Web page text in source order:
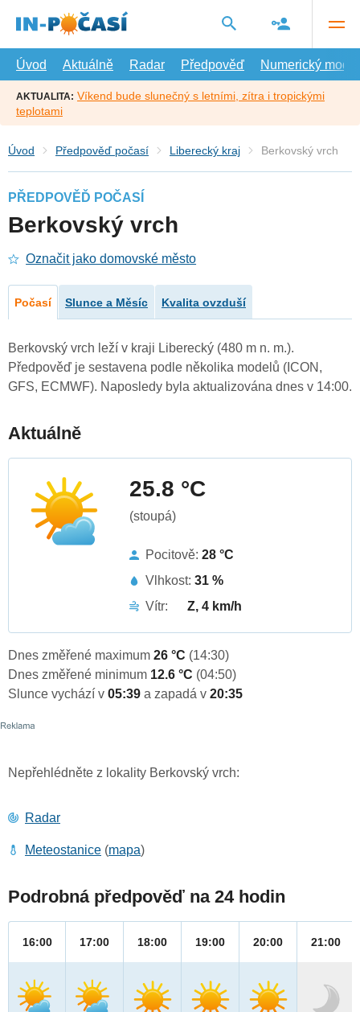
hlavní
Úvod
Aktuálně Radar Předpověď Numerický model
AKTUALITA: Víkend bude slunečný s letními, zítra i tropickými
teplotami
Úvod Předpověď počasí Liberecký kraj Berkovský vrch
PŘEDPOVĚĎ POČASÍ
Berkovský vrch
Označit jako domovské město
Počasí Slunce a Měsíc Kvalita ovzduší
Berkovský vrch leží v kraji Liberecký (480 m n. m.).
Předpověď je sestavena podle několika modelů (ICON,
GFS, ECMWF). Naposledy byla aktualizována dnes v 14:00.
Aktuálně
25.8 °C
(stoupá)
Pocitově: 28 °C
Vlhkost: 31 %
Vítr:
Z, 4 km/h
Dnes změřené maximum 26 °C (14:30)
Dnes změřené minimum 12.6 °C (04:50)
Slunce vychází v 05:39 a zapadá v 20:35
Nepřehlédněte z lokality Berkovský vrch:
Radar
Meteostanice (mapa)
Podrobná předpověď na 24 hodin
16:00 17:00 18:00 19:00 20:00 21:00